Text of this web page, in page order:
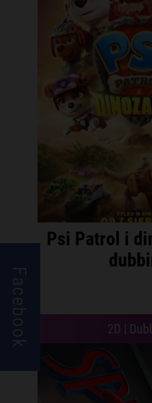
Facebook
Psi Patrol i
2D |